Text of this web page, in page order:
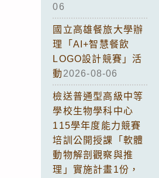
06
國立高雄餐旅大學辦
理「AI+智慧餐飲
LOGO設計競賽」活
動 2026-08-06
檢送普通型高級中等
學校生物學科中心
115學年度能力競賽
培訓公開授課「軟體
動物解剖觀察與推
理」實施計畫1份，